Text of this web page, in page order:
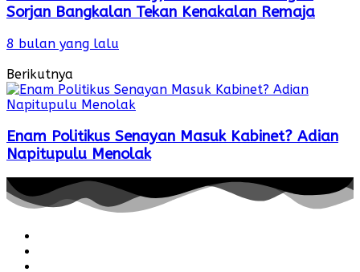
Sorjan Bangkalan Tekan Kenakalan Remaja
8 bulan yang lalu
Berikutnya
Enam Politikus Senayan Masuk Kabinet? Adian
Napitupulu Menolak